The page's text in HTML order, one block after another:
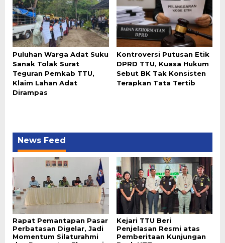
Puluhan Warga Adat Suku
Sanak Tolak Surat
Teguran Pemkab TTU,
Klaim Lahan Adat
Dirampas
Kontroversi Putusan Etik
DPRD TTU, Kuasa Hukum
Sebut BK Tak Konsisten
Terapkan Tata Tertib
News Feed
Rapat Pemantapan Pasar
Perbatasan Digelar, Jadi
Momentum Silaturahmi
Kejari TTU Beri
Penjelasan Resmi atas
Pemberitaan Kunjungan